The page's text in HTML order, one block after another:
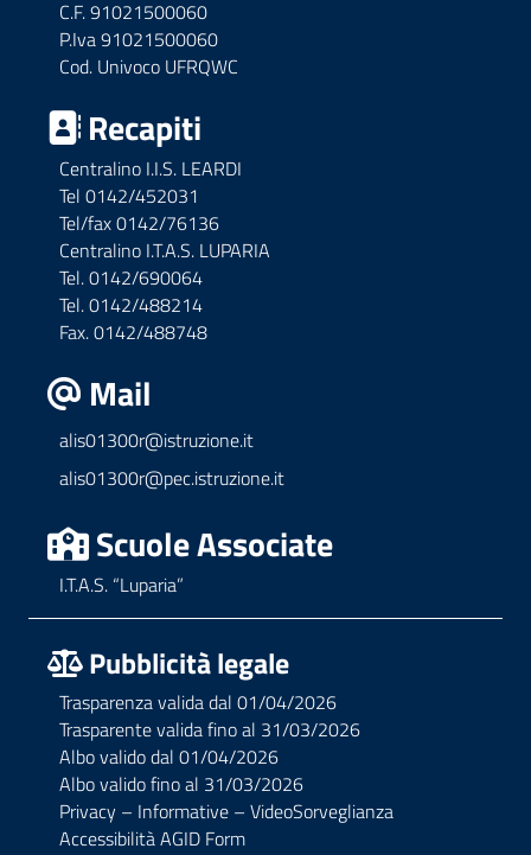
C.F. 91021500060
P.Iva 91021500060
Cod. Univoco UFRQWC
Recapiti
Centralino I.I.S. LEARDI
Tel 0142/452031
Tel/fax 0142/76136
Centralino I.T.A.S. LUPARIA
Tel. 0142/690064
Tel. 0142/488214
Fax. 0142/488748
Mail
alis01300r@istruzione.it
alis01300r@pec.istruzione.it
Scuole Associate
I.T.A.S. “Luparia”
Pubblicità legale
Trasparenza valida dal 01/04/2026
Trasparente valida fino al 31/03/2026
Albo valido dal 01/04/2026
Albo valido fino al 31/03/2026
Privacy – Informative – VideoSorveglianza
Accessibilità AGID Form